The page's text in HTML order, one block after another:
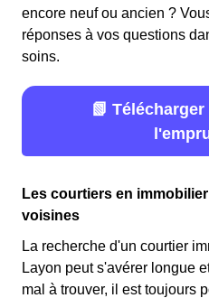
encore neuf ou ancien ?
réponses à vos questions
soins.
📗
Les courtiers en
voisines
La recherche d'un courtier
Layon peut s'avérer longue
mal à trouver, il est toujours